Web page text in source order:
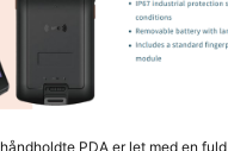
PDA er let med en fuld